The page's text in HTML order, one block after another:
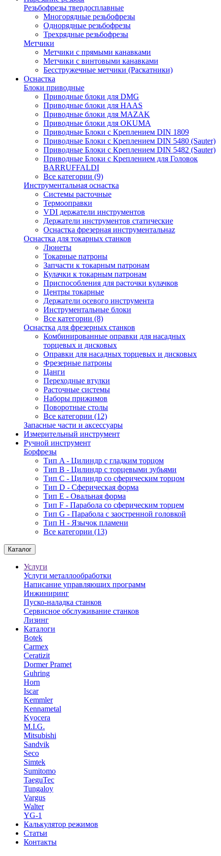
Резьбофрезы твердосплавные
Многорядные резьбофрезы
Однорядные резьбофрезы
Трехрядные резьбофрезы
Метчики
Метчики с прямыми канавками
Метчики с винтовыми канавками
Бесстружечные метчики (Раскатники)
Оснастка
Блоки приводные
Приводные блоки для DMG
Приводные блоки для HAAS
Приводные блоки для MAZAK
Приводные блоки для OKUMA
Приводные Блоки с Креплением DIN 1809
Приводные Блоки с Креплением DIN 5480 (Sauter)
Приводные Блоки с Креплением DIN 5482 (Sauter)
Приводные Блоки с Креплением для Головок
BARRUFFALDI
Все категории (9)
Инструментальная оснастка
Системы расточные
Термооправки
VDI держатели инструментов
Держатели инструментов статические
Оснастка фрезерная инструментальнаz
Оснастка для токарных станков
Люнеты
Токарные патроны
Запчасти к токарным патронам
Кулачки к токарным патронам
Приспособления для расточки кулачков
Центры токарные
Держатели осевого инструмента
Инструментальные блоки
Все категории (8)
Оснастка для фрезерных станков
Комбинированные оправки для насадных
торцевых и дисковых
Оправки для насадных торцевых и дисковых
Фрезерные патроны
Цанги
Переходные втулки
Расточные системы
Наборы прижимов
Поворотные столы
Все категории (12)
Запасные части и аксессуары
Измерительный инструмент
Ручной инструмент
Борфрезы
Тип A - Цилиндр с гладким торцом
Тип В - Цилиндр с торцевыми зубьями
Тип С - Цилиндр со сферическим торцом
Тип D - Сферическая форма
Тип Е - Овальная форма
Тип F - Парабола со сферическим торцем
Тип G - Парабола с заостренной головкой
Тип H - Язычок пламени
Все категории (13)
Каталог
Услуги
Услуги металлообработки
Написание управляющих программ
Инжиниринг
Пуско-наладка станков
Сервисное обслуживание станков
Лизинг
Каталоги
Botek
Carmex
Ceratizit
Dormer Pramet
Guhring
Horn
Iscar
Kemmler
Kennametal
Kyocera
M.I.G.
Mitsubishi
Sandvik
Seco
Simtek
Sumitomo
TaeguTec
Tungaloy
Vargus
Walter
YG-1
Калькулятор режимов
Статьи
Контакты